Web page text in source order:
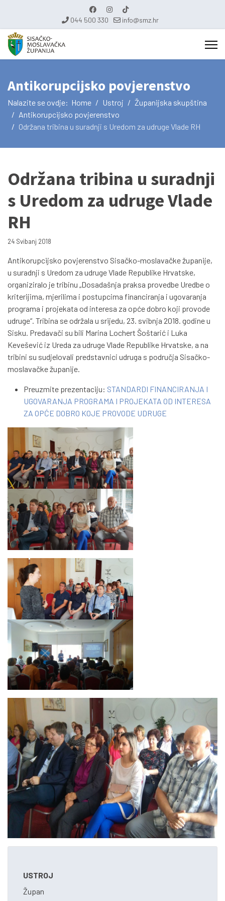
044 500 330 info@smz.hr
Antikorupcijsko povjerenstvo
Nalazite se ovdje: Home Ustroj
Županijska skupština
Antikorupcijsko povjerenstvo
Održana tribina u suradnji s Uredom za udruge Vlade RH
Održana tribina u suradnji
s Uredom za udruge Vlade
RH
24 Svibanj 2018
Antikorupcijsko povjerenstvo Sisačko-moslavačke županije,
u suradnji s Uredom za udruge Vlade Republike Hrvatske,
organiziralo je tribinu „Dosadašnja praksa provedbe Uredbe o
kriterijima, mjerilima i postupcima financiranja i ugovaranja
programa i projekata od interesa za opće dobro koji provode
udruge“. Tribina se održala u srijedu, 23. svibnja 2018. godine u
Sisku. Predavači su bili Marina Lochert Šoštarić i Luka
Kevešević iz Ureda za udruge Vlade Republike Hrvatske, a na
tribini su sudjelovali predstavnici udruga s područja Sisačko-
moslavačke županije.
Preuzmite prezentaciju: STANDARDI FINANCIRANJA I
UGOVARANJA PROGRAMA I PROJEKATA OD INTERESA
ZA OPĆE DOBRO KOJE PROVODE UDRUGE
USTROJ
Župan